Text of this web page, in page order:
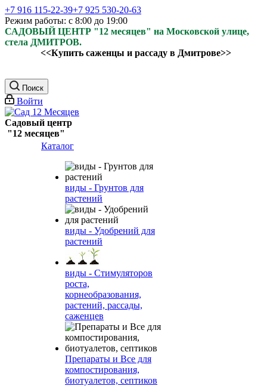
+7 916 115-22-39+7 925 530-20-63
Режим работы: с 8:00 до 19:00
САДОВЫЙ ЦЕНТР "12 месяцев" на Московской улице,
стела ДМИТРОВ.
<<Купить саженцы и рассаду в Дмитрове>>
Поиск
Войти
Садовый центр
"12 месяцев"
Каталог
виды - Грунтов для
растений
виды - Удобрений для
растений
виды - Стимуляторов
роста,
корнеобразования,
растений, рассады,
саженцев
Препараты и Все для
компостирования,
биотуалетов, септиков